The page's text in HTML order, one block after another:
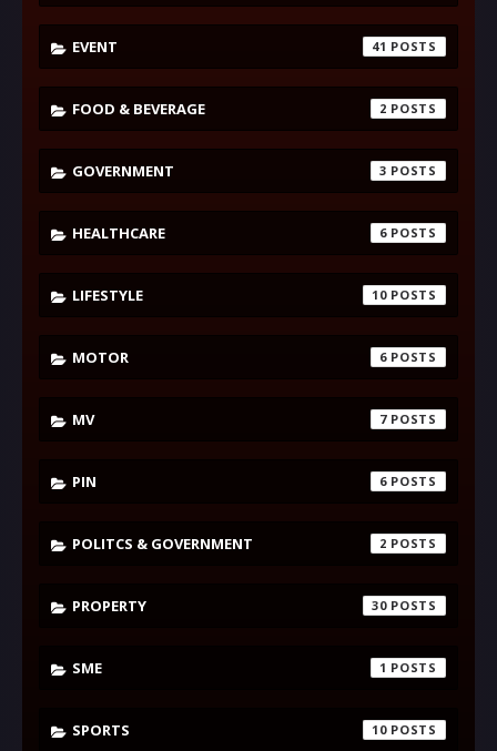
EVENT 41
FOOD & BEVERAGE 2
GOVERNMENT 3
HEALTHCARE 6
LIFESTYLE 10
MOTOR 6
MV 7
PIN 6
POLITCS & GOVERNMENT 2
PROPERTY 30
SME 1
SPORTS 10